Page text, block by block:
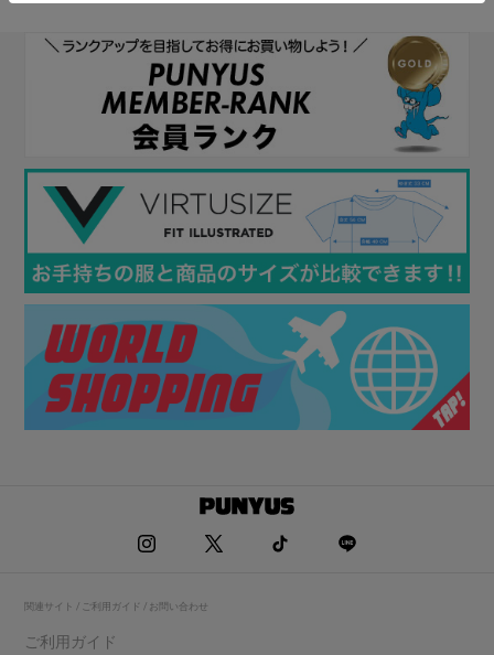
関連サイト / ご利用ガイド / お問い合わせ
ご利用ガイド